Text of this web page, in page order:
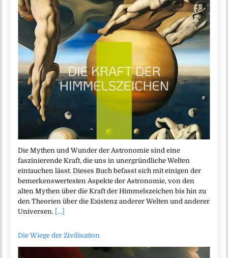
Die Mythen und Wunder der Astronomie sind eine
faszinierende Kraft, die uns in unergründliche Welten
eintauchen lässt. Dieses Buch befasst sich mit einigen der
bemerkenswertesten Aspekte der Astronomie, von den
alten Mythen über die Kraft der Himmelszeichen bis hin zu
den Theorien über die Existenz anderer Welten und anderer
Universen. [...]
Die Wiege der Zivilisation